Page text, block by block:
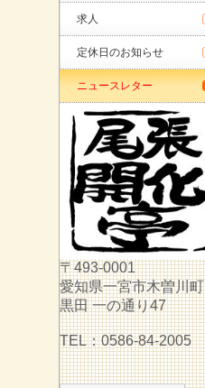
求人
定休日のお知らせ
ニュースレター
〒493-0001
愛知県一宮市木曽川町
黒田 一の通り47
TEL：0586-84-2005